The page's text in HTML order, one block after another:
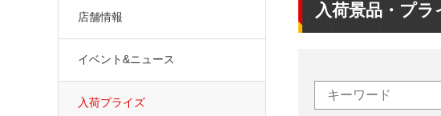
入荷景品・プラ
店舗情報
イベント&ニュース
入荷プライズ